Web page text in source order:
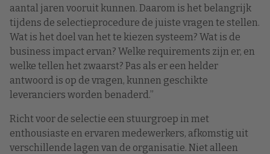
aantal jaren vooruit kunnen. Daarom is het belangrijk
tijdens de selectieprocedure de juiste vragen te stellen.
Wat is het doel van het te kiezen systeem? Wat is de
business impact ervan? Welke requirements zijn er, en
welke tellen het zwaarst? Pas als er een helder
antwoord is op de vragen, kunnen geschikte
leveranciers worden benaderd.”
Richt voor de selectie een stuurgroep in met
enthousiaste en ervaren medewerkers, afkomstig uit
verschillende lagen van de organisatie. Niet alleen